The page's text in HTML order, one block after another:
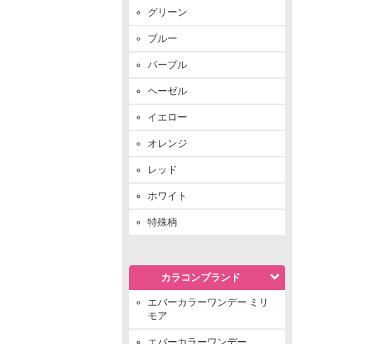
グリーン
ブルー
パープル
ヘーゼル
イエロー
オレンジ
レッド
ホワイト
特殊柄
カラコンブランド
エバーカラーワンデー ミリ
モア
エバーカラーワンデー